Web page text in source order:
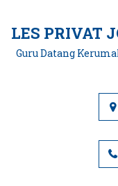
content
LES PRIVAT
Guru Datang